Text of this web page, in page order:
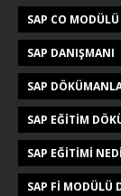
SAP CO
SAP DANIŞMANI
SAP
SAP EĞITIM
SAP EĞITIMI
SAP FI MODÜLÜ